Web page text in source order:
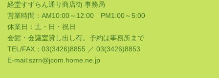
経堂すずらん通り商店街 事務局
営業時間：AM10:00～12:00 PM1:00～5:00
休業日：土・日・祝日
会館・会議室貸し出し有。予約は事務所まで
TEL/FAX：03(3426)8855 ／ 03(3426)8853
E-mail:szrn@jcom.home.ne.jp